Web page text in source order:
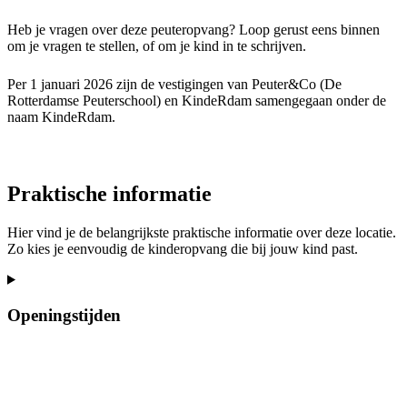
Heb je vragen over deze peuteropvang? Loop gerust eens binnen
om je vragen te stellen, of om je kind in te schrijven.
Per 1 januari 2026 zijn de vestigingen van Peuter&Co (De
Rotterdamse Peuterschool) en KindeRdam samengegaan onder de
naam KindeRdam.
Praktische informatie
Hier vind je de belangrijkste praktische informatie over deze locatie.
Zo kies je eenvoudig de kinderopvang die bij jouw kind past.
Openingstijden